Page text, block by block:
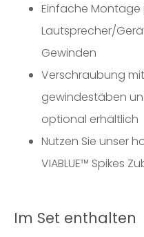
Einfache
Lautsprecher/
Gewinden
Verschraubung
gewindestäben
optional erhältlich
Nutzen Sie unser
VIABLUE™ Spikes
Im Set enthalten